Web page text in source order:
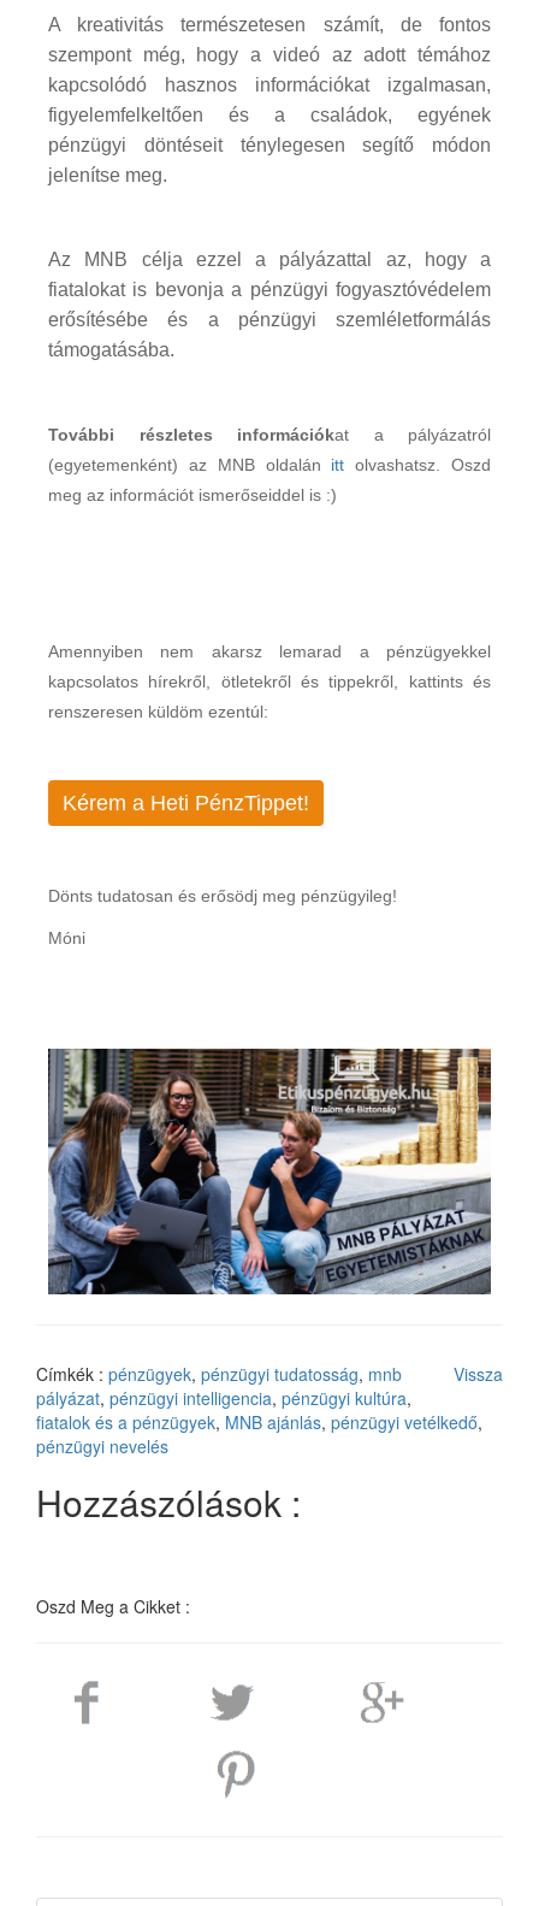
A kreativitás természetesen számít, de fontos
szempont még, hogy a videó az adott témához
kapcsolódó hasznos információkat izgalmasan,
figyelemfelkeltően és a családok, egyének
pénzügyi döntéseit ténylegesen segítő módon
jelenítse meg.
Az MNB célja ezzel a pályázattal az, hogy a
fiatalokat is bevonja a pénzügyi fogyasztóvédelem
erősítésébe és a pénzügyi szemléletformálás
támogatásába.
További részletes információkat a pályázatról
(egyetemenként) az MNB oldalán itt olvashatsz. Oszd
meg az információt ismerőseiddel is :)
Amennyiben nem akarsz lemarad a pénzügyekkel
kapcsolatos hírekről, ötletekről és tippekről, kattints és
renszeresen küldöm ezentúl:
Kérem a Heti PénzTippet!
Dönts tudatosan és erősödj meg pénzügyileg!
Móni
Vissza
Címkék : pénzügyek, pénzügyi tudatosság, mnb
pályázat, pénzügyi intelligencia, pénzügyi kultúra,
fiatalok és a pénzügyek, MNB ajánlás, pénzügyi vetélkedő,
pénzügyi nevelés
Hozzászólások :
Oszd Meg a Cikket :